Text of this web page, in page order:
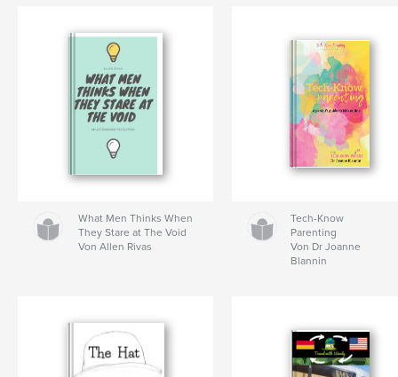
What Men Thinks When
They Stare at The Void
Von Allen Rivas
Tech-Know
Parenting
Von Dr Joanne
Blannin